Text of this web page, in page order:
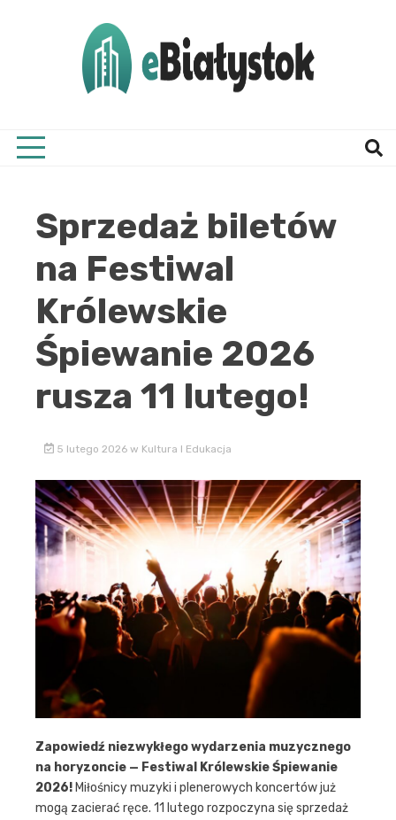
Sprzedaż biletów
na Festiwal
Królewskie
Śpiewanie 2026
rusza 11 lutego!
5 lutego 2026 w Kultura I Edukacja
Zapowiedź niezwykłego wydarzenia muzycznego
na horyzoncie — Festiwal Królewskie Śpiewanie
2026! Miłośnicy muzyki i plenerowych koncertów już
mogą zacierać ręce. 11 lutego rozpoczyna się sprzedaż